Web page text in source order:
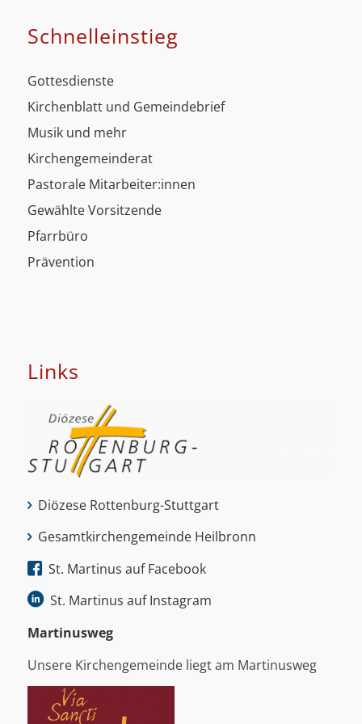
Schnell­einstieg
Gottesdienste
Kirchenblatt und Gemeindebrief
Musik und mehr
Kirchengemeinderat
Pastorale Mitarbeiter:innen
Gewählte Vorsitzende
Pfarrbüro
Prävention
Links
Diözese Rottenburg-Stuttgart
Gesamtkirchengemeinde Heilbronn
St. Martinus auf Facebook
St. Martinus auf Instagram
Martinus­weg
Unsere Kirchengemeinde liegt am Martinusweg